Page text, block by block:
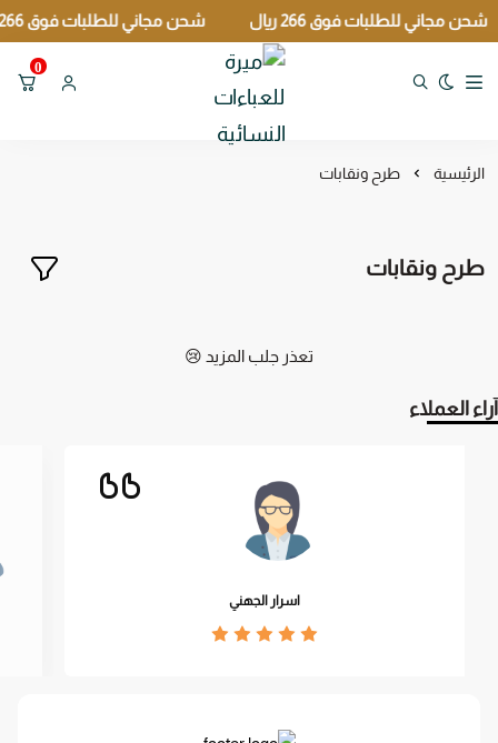
شحن مجاني للطلبات فوق 266 ريال شحن مجاني للطلبات فوق 266 ريال
تبديل الوضع الداكن ميرة للعباءات النسائية
0
الرئيسية طرح ونقابات
طرح ونقابات
تعذر جلب المزيد 😢
آراء العملاء
اسرار الجهني